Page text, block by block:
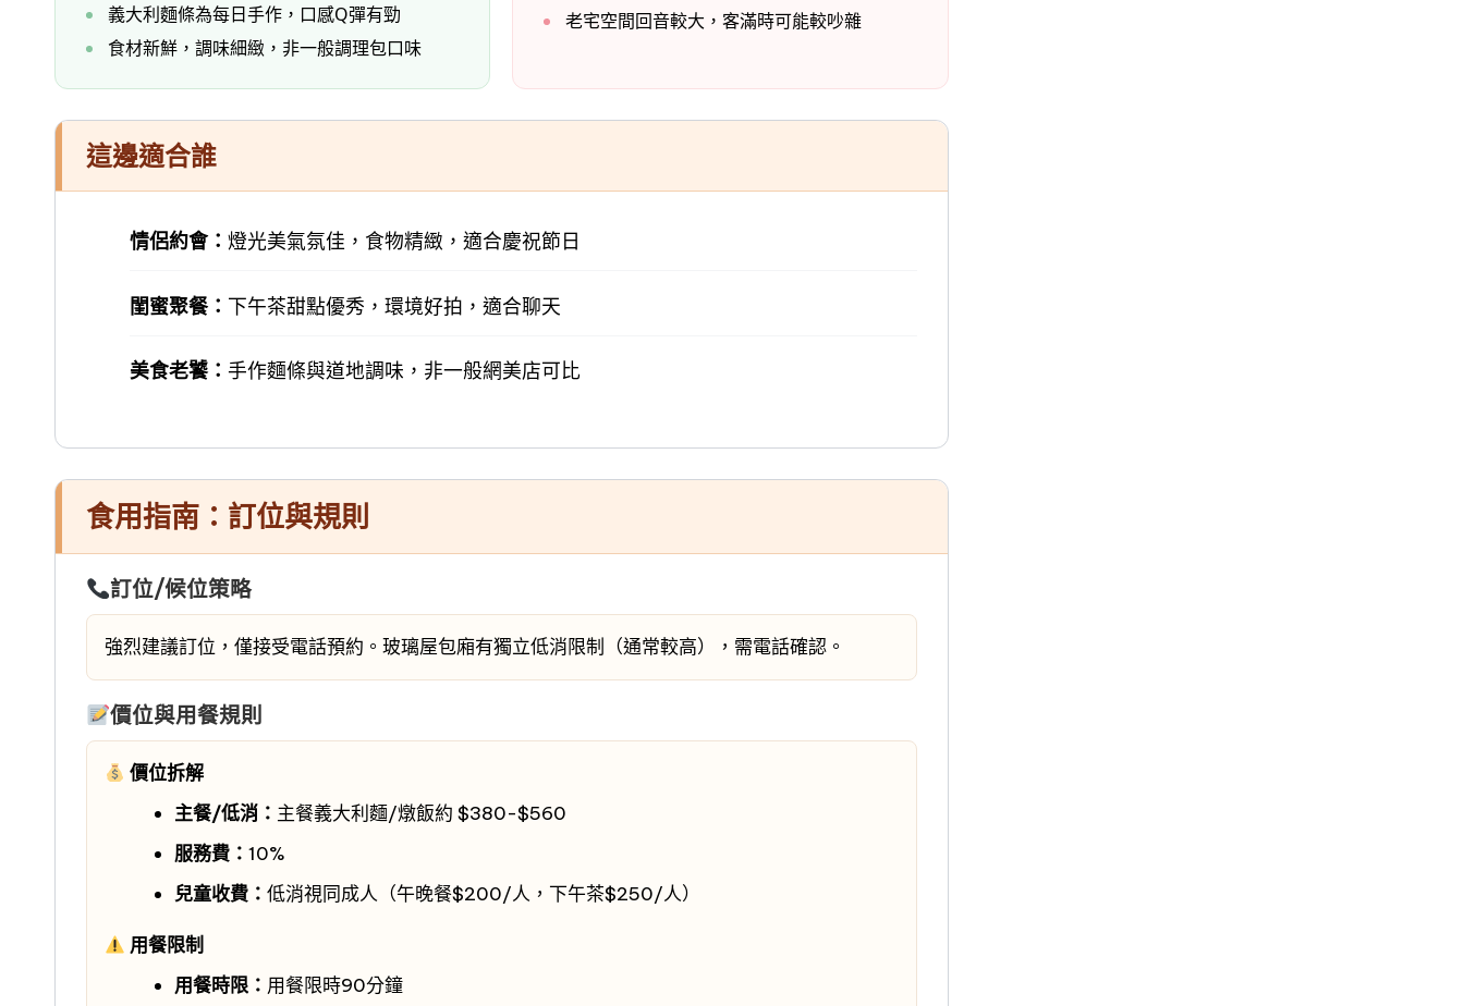
義大利麵條為每日手作，口感Q彈有勁
食材新鮮，調味細緻，非一般調理包口味
老宅空間回音較大，客滿時可能較吵雜
這邊適合誰
情侶約會： 燈光美氣氛佳，食物精緻，適合慶祝節日
閨蜜聚餐： 下午茶甜點優秀，環境好拍，適合聊天
美食老饕： 手作麵條與道地調味，非一般網美店可比
食用指南：訂位與規則
訂位/候位策略
強烈建議訂位，僅接受電話預約。玻璃屋包廂有獨立低消限制（通常較高），需電話確認。
價位與用餐規則
價位拆解
主餐/低消： 主餐義大利麵/燉飯約 $380-$560
服務費： 10%
兒童收費： 低消視同成人（午晚餐$200/人，下午茶$250/人）
用餐限制
用餐時限： 用餐限時90分鐘